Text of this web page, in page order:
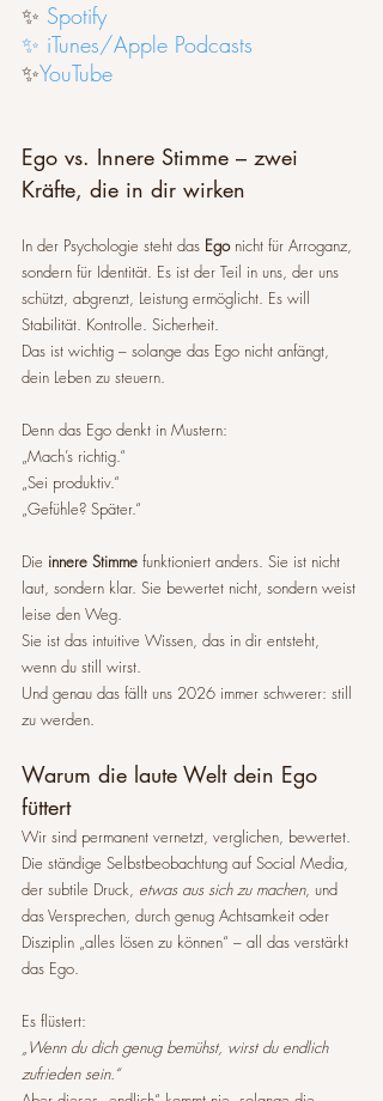
✨ Spotify
✨ iTunes/Apple Podcasts
✨YouTube
Ego vs. Innere Stimme – zwei
Kräfte, die in dir wirken
In der Psychologie steht das Ego nicht für Arroganz,
sondern für Identität. Es ist der Teil in uns, der uns
schützt, abgrenzt, Leistung ermöglicht. Es will
Stabilität. Kontrolle. Sicherheit.
Das ist wichtig – solange das Ego nicht anfängt,
dein Leben zu steuern.
Denn das Ego denkt in Mustern:
„Mach’s richtig.“
„Sei produktiv.“
„Gefühle? Später.“
Die innere Stimme funktioniert anders. Sie ist nicht
laut, sondern klar. Sie bewertet nicht, sondern weist
leise den Weg.
Sie ist das intuitive Wissen, das in dir entsteht,
wenn du still wirst.
Und genau das fällt uns 2026 immer schwerer: still
zu werden.
Warum die laute Welt dein Ego
füttert
Wir sind permanent vernetzt, verglichen, bewertet.
Die ständige Selbstbeobachtung auf Social Media,
der subtile Druck, etwas aus sich zu machen, und
das Versprechen, durch genug Achtsamkeit oder
Disziplin „alles lösen zu können“ – all das verstärkt
das Ego.
Es flüstert:
„Wenn du dich genug bemühst, wirst du endlich
zufrieden sein.“